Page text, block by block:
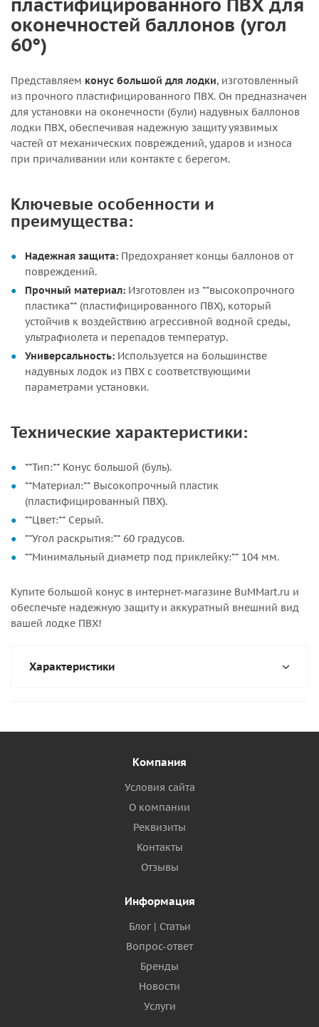
оконечностей баллонов (угол
60°)
Представляем конус большой для лодки, изготовленный
из прочного пластифицированного ПВХ. Он предназначен
для установки на оконечности (були) надувных баллонов
лодки ПВХ, обеспечивая надежную защиту уязвимых
частей от механических повреждений, ударов и износа
при причаливании или контакте с берегом.
Ключевые особенности и
преимущества:
Надежная защита: Предохраняет концы баллонов от
повреждений.
Прочный материал: Изготовлен из **высокопрочного
пластика** (пластифицированного ПВХ), который
устойчив к воздействию агрессивной водной среды,
ультрафиолета и перепадов температур.
Универсальность: Используется на большинстве
надувных лодок из ПВХ с соответствующими
параметрами установки.
Технические характеристики:
**Тип:** Конус большой (буль).
**Материал:** Высокопрочный пластик
(пластифицированный ПВХ).
**Цвет:** Серый.
**Угол раскрытия:** 60 градусов.
**Минимальный диаметр под приклейку:** 104 мм.
Купите большой конус в интернет-магазине BuMMart.ru и
обеспечьте надежную защиту и аккуратный внешний вид
вашей лодке ПВХ!
Характеристики
Компания
Условия сайта
О компании
Реквизиты
Контакты
Отзывы
Информация
Блог | Статьи
Вопрос-ответ
Бренды
Новости
Услуги